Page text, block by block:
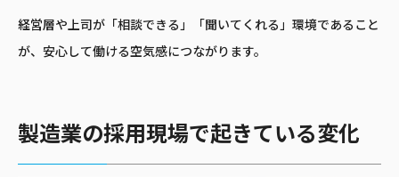
経営層や上司が「相談できる」「聞いてくれる」環境であること
が、安心して働ける空気感につながります。
製造業の採用現場で起きている変化